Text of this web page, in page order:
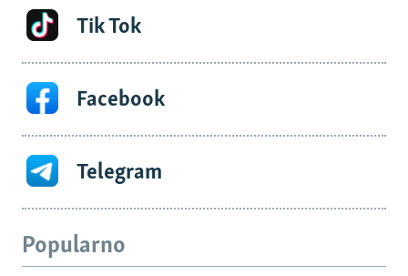
Tik Tok
Facebook
Telegram
Popularno